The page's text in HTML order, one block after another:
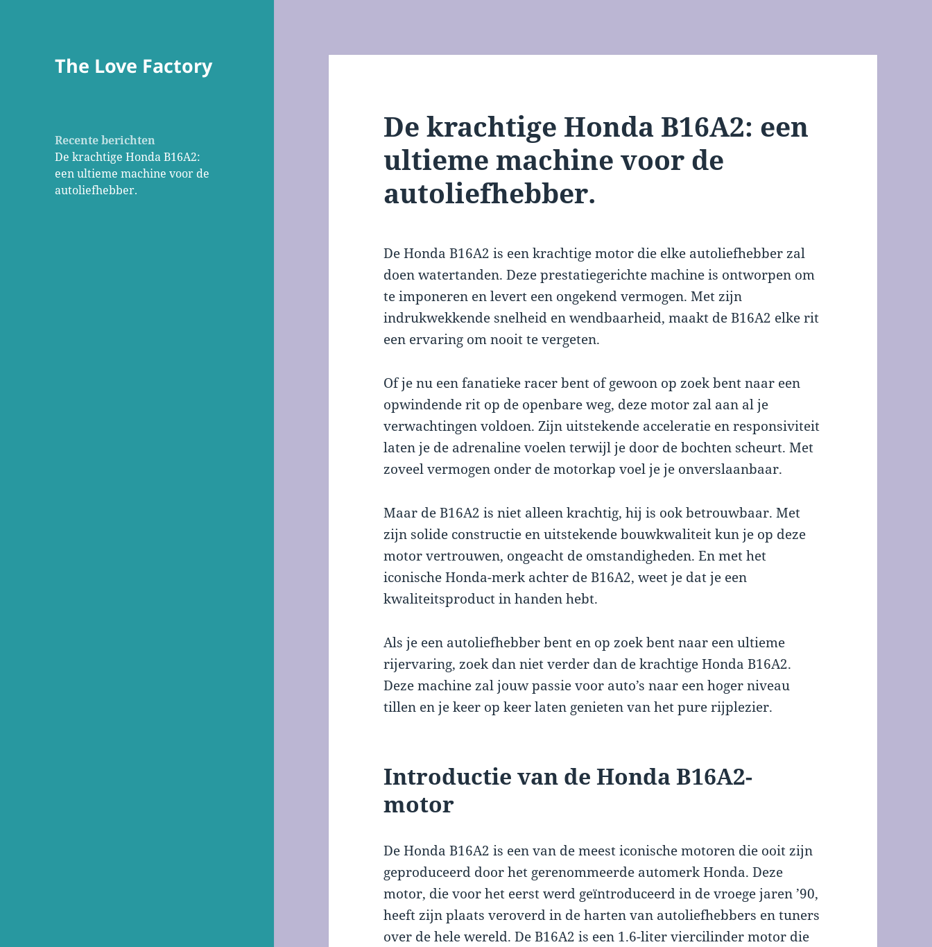
The Love Factory
Recente berichten
De krachtige Honda B16A2:
een ultieme machine voor de
autoliefhebber.
De krachtige Honda B16A2: een
ultieme machine voor de
autoliefhebber.
De Honda B16A2 is een krachtige motor die elke autoliefhebber zal
doen watertanden. Deze prestatiegerichte machine is ontworpen om
te imponeren en levert een ongekend vermogen. Met zijn
indrukwekkende snelheid en wendbaarheid, maakt de B16A2 elke rit
een ervaring om nooit te vergeten.
Of je nu een fanatieke racer bent of gewoon op zoek bent naar een
opwindende rit op de openbare weg, deze motor zal aan al je
verwachtingen voldoen. Zijn uitstekende acceleratie en responsiviteit
laten je de adrenaline voelen terwijl je door de bochten scheurt. Met
zoveel vermogen onder de motorkap voel je je onverslaanbaar.
Maar de B16A2 is niet alleen krachtig, hij is ook betrouwbaar. Met
zijn solide constructie en uitstekende bouwkwaliteit kun je op deze
motor vertrouwen, ongeacht de omstandigheden. En met het
iconische Honda-merk achter de B16A2, weet je dat je een
kwaliteitsproduct in handen hebt.
Als je een autoliefhebber bent en op zoek bent naar een ultieme
rijervaring, zoek dan niet verder dan de krachtige Honda B16A2.
Deze machine zal jouw passie voor auto’s naar een hoger niveau
tillen en je keer op keer laten genieten van het pure rijplezier.
Introductie van de Honda B16A2-
motor
De Honda B16A2 is een van de meest iconische motoren die ooit zijn
geproduceerd door het gerenommeerde automerk Honda. Deze
motor, die voor het eerst werd geïntroduceerd in de vroege jaren ’90,
heeft zijn plaats veroverd in de harten van autoliefhebbers en tuners
over de hele wereld. De B16A2 is een 1.6-liter viercilinder motor die